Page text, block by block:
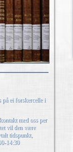
på ei forskercelle i
med oss per
vil den være
tidspunkt,
14:30